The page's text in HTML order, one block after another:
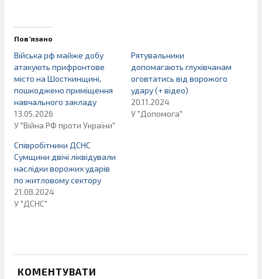
Пов’язано
Війська рф майже добу
атакують прифронтове
місто на Шосткинщині,
пошкоджено приміщення
навчального закладу
13.05.2026
У "Війна РФ проти України"
Рятувальники
допомагають глухівчанам
оговтатись від ворожого
удару (+ відео)
20.11.2024
У "Допомога"
Співробітники ДСНС
Сумщини двічі ліквідували
наслідки ворожих ударів
по житловому сектору
21.08.2024
У "ДСНС"
КОМЕНТУВАТИ